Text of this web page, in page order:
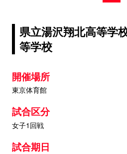
県立湯沢翔北高等学
等学校
開催場所
東京体育館
試合区分
女子1回戦
試合期日